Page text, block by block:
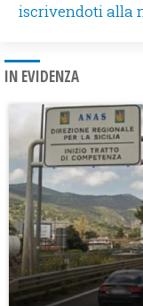
iscrivendoti alla
IN EVIDENZA